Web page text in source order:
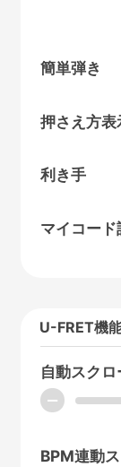
簡単弾き
押さえ方表
利き手
マイコード
U-FRET機
自動スク
ー
BPM連動